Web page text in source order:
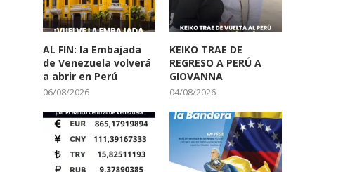
AL FIN: la Embajada
de Venezuela volverá
a abrir en Perú
06/08/2026
KEIKO TRAE DE
REGRESO A PERÚ A
GIOVANNA
04/08/2026